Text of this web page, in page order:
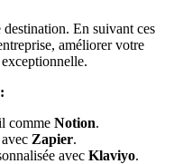
En suivant ces
améliorer votre
comme Notion.
Zapier.
avec Klaviyo.